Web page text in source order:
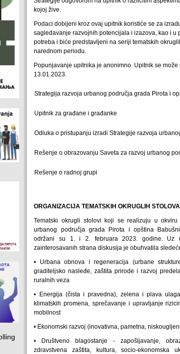
kojoj žive.
Podaci dobijeni kroz ovaj upitnik koristiće se za
sagledavanje razvojnih potencijala i izazova, kao i u
potreba i biće predstavljeni na seriji tematskih
narednom periodu.
Popunjavanje upitnika je anonimno. Upitnik se
13.01.2023.
Strategija razvoja urbanog područja grada Pirota i
Upitnik za građane i građanke
Оdlukа o pristupanju izradi Strategije razvoja
Rešenje o obrazovanju Saveta za razvoj urbanog
Rešenje o radnoj grupi
ORGANIZACIJA TEMATSKIH OKRUGLIH STOLOVA
Tematski okrugli stolovi koji se realizuju u okviru
urbanog područja grada Pirota i opština
održani su 1. i 2. februara 2023. godine. Uz
zainterosavanih strana diskusija je obuhvatila
• Urbana obnova i regeneracija (urbane
graditeljsko nasleđe, zaštita prirode i razvoj
ruralnih veza
• Energija (čista i pravedna), zelena i plava
klimatskih promena, sprečavanje i upravljanje
mobilnost
• Ekonomski razvoj (inovativna, pametna,
• Društveno blagostanje - zapošljavanje,
zdravstvena zaštita, kultura, socio-ekonomska